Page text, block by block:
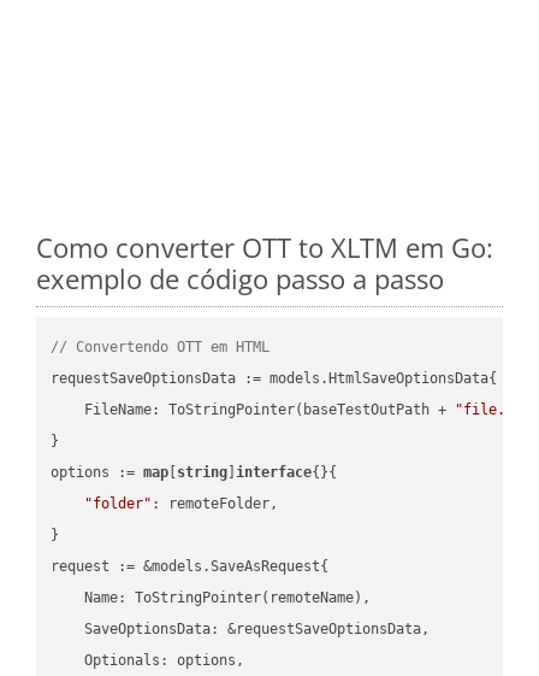
Como converter OTT to XLTM em Go:
exemplo de código passo a passo
// Convertendo OTT em HTML
requestSaveOptionsData := models.HtmlSaveOptionsData{
    FileName: ToStringPointer(baseTestOutPath +
"file.OTT"
}
options := map string ]interface{}{
"folder" : remoteFolder,
}
request := &models.SaveAsRequest{
    Name: ToStringPointer(remoteName),
    SaveOptionsData: &requestSaveOptionsData,
    Optionals: options,